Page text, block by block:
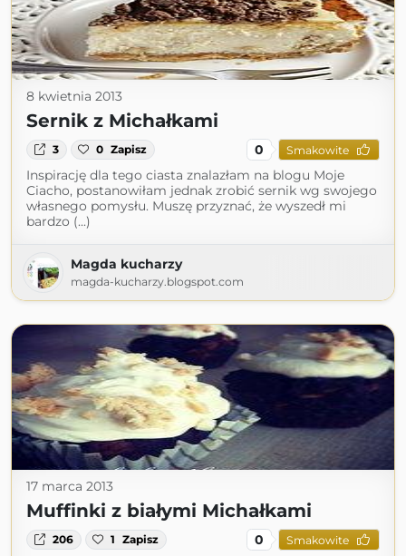
8 kwietnia 2013
Sernik z Michałkami
3 0 Zapisz 0 Smakowite
Inspirację dla tego ciasta znalazłam na blogu Moje
Ciacho, postanowiłam jednak zrobić sernik wg swojego
własnego pomysłu. Muszę przyznać, że wyszedł mi
bardzo (...)
Magda kucharzy
magda-kucharzy.blogspot.com
17 marca 2013
Muffinki z białymi Michałkami
206 1 Zapisz 0 Smakowite